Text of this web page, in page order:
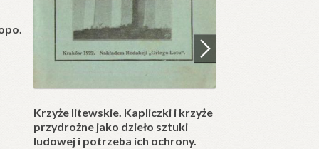
Krzyże litewskie. Kapliczki i krzyże
przydrożne jako dzieło sztuki
ludowej i potrzeba ich ochrony.